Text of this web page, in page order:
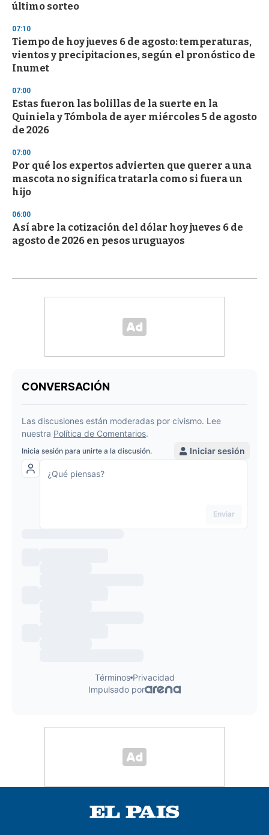
último sorteo
07:10
Tiempo de hoy jueves 6 de agosto: temperaturas,
vientos y precipitaciones, según el pronóstico de
Inumet
07:00
Estas fueron las bolillas de la suerte en la
Quiniela y Tómbola de ayer miércoles 5 de agosto
de 2026
07:00
Por qué los expertos advierten que querer a una
mascota no significa tratarla como si fuera un
hijo
06:00
Así abre la cotización del dólar hoy jueves 6 de
agosto de 2026 en pesos uruguayos